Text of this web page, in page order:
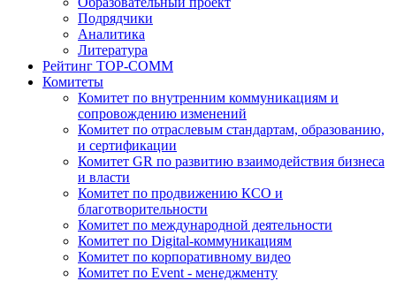
Подрядчики
Аналитика
Литература
Рейтинг TOP-COMM
Комитеты
Комитет по внутренним коммуникациям и
сопровождению изменений
Комитет по отраслевым стандартам, образованию,
и сертификации
Комитет GR по развитию взаимодействия бизнеса
и власти
Комитет по продвижению КСО и
благотворительности
Комитет по международной деятельности
Комитет по Digital-коммуникациям
Комитет по корпоративному видео
Комитет по Event - менеджменту